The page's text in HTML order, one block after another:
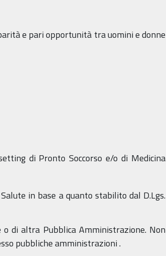
e pari opportunità tra uomini e donne
di Pronto Soccorso e/o di Medicina
in base a quanto stabilito dal D.Lgs.
di altra Pubblica Amministrazione. Non
pubbliche amministrazioni .